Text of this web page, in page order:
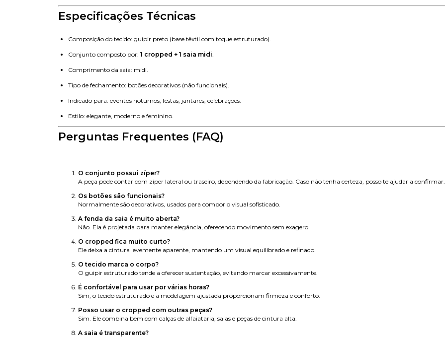
Especificações Técnicas
Composição do tecido: guipir preto (base têxtil com toque estruturado).
Conjunto composto por: 1 cropped + 1 saia midi.
Comprimento da saia: midi.
Tipo de fechamento: botões decorativos (não funcionais).
Indicado para: eventos noturnos, festas, jantares, celebrações.
Estilo: elegante, moderno e feminino.
Perguntas Frequentes (FAQ)
O conjunto possui zíper?
A peça pode contar com zíper lateral ou traseiro, dependendo da fabricação. Caso não tenha certeza, posso te ajudar a confirmar.
Os botões são funcionais?
Normalmente são decorativos, usados para compor o visual sofisticado.
A fenda da saia é muito aberta?
Não. Ela é projetada para manter elegância, oferecendo movimento sem exagero.
O cropped fica muito curto?
Ele deixa a cintura levemente aparente, mantendo um visual equilibrado e refinado.
O tecido marca o corpo?
O guipir estruturado tende a oferecer sustentação, evitando marcar excessivamente.
É confortável para usar por várias horas?
Sim, o tecido estruturado e a modelagem ajustada proporcionam firmeza e conforto.
Posso usar o cropped com outras peças?
Sim. Ele combina bem com calças de alfaiataria, saias e peças de cintura alta.
A saia é transparente?